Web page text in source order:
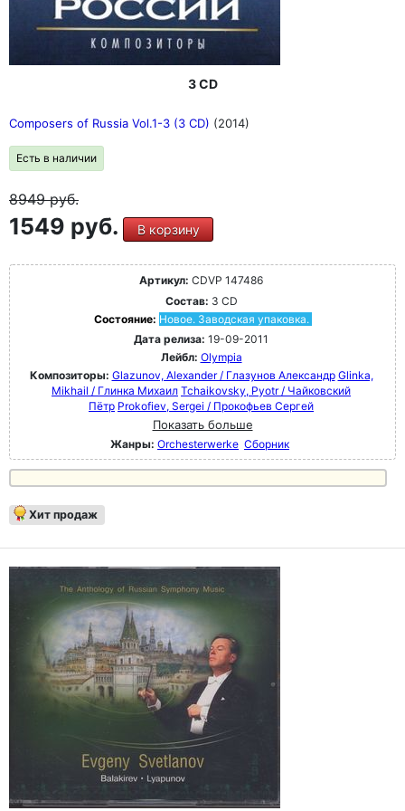
3 CD
Composers of Russia Vol.1-3 (3 CD) (2014)
Есть в наличии
8949руб.
1549 руб. В корзину
Артикул: CDVP 147486
Состав: 3 CD
Состояние: Новое. Заводская упаковка.
Дата релиза: 19-09-2011
Лейбл: Olympia
Композиторы: Glazunov, Alexander / Глазунов Александр Glinka,
Mikhail / Глинка Михаил Tchaikovsky, Pyotr / Чайковский
Пётр Prokofiev, Sergei / Прокофьев Сергей
Показать больше
Жанры: Orchesterwerke Сборник
Хит продаж